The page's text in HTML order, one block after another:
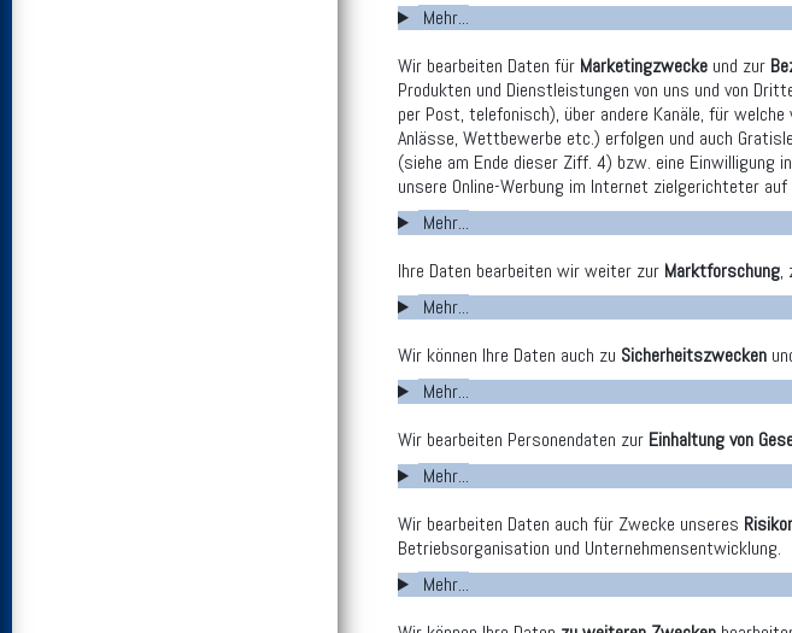
Mehr...
Wir bearbeiten Daten für Marketingzwecke und zur
Produkten und Dienstleistungen von uns und von
per Post, telefonisch), über andere Kanäle, für
Anlässe, Wettbewerbe etc.) erfolgen und auch
(siehe am Ende dieser Ziff. 4) bzw. eine Einwilligung
unsere Online-Werbung im Internet zielgerichteter
Mehr...
Ihre Daten bearbeiten wir weiter zur Marktforschung,
Mehr...
Wir können Ihre Daten auch zu Sicherheitszwecken
Mehr...
Wir bearbeiten Personendaten zur Einhaltung von
Mehr...
Wir bearbeiten Daten auch für Zwecke unseres
Betriebsorganisation und Unternehmensentwicklung.
Mehr...